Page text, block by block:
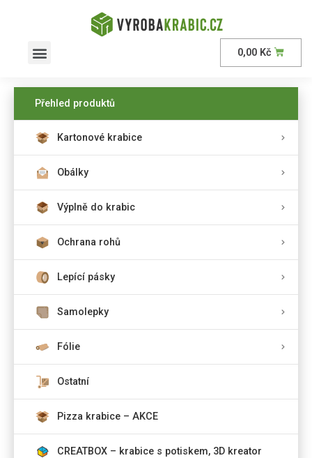
0,00 Kč
Přehled produktů
Kartonové krabice
Obálky
Výplně do krabic
Ochrana rohů
Lepící pásky
Samolepky
Fólie
Ostatní
Pizza krabice – AKCE
CREATBOX – krabice s potiskem, 3D kreator